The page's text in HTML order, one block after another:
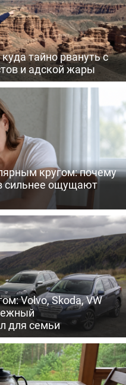
тайно рвануть с
и адской жары
кругом: почему
сильнее ощущают
Volvo, Skoda, VW
для семьи